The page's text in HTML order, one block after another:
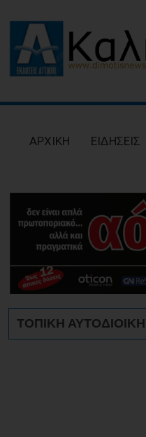
AΡΧΙΚΗ ΕΙΔΗΣΕΙΣ
ΤΟΠΙΚΗ